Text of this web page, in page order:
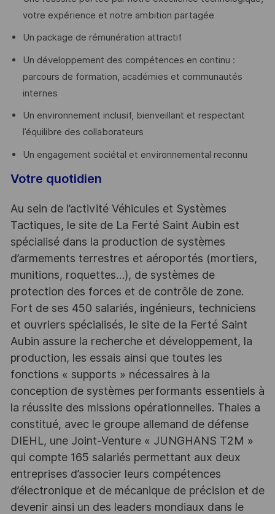
votre expérience et notre ambition partagée
Un package de rémunération attractif
Un développement des compétences en continu :
parcours de formation, académies et communautés
internes
Un environnement inclusif, bienveillant et respectant
l’équilibre des collaborateurs
Un engagement sociétal et environnemental reconnu
Votre quotidien
Au sein de l’activité Véhicules et Systèmes
Tactiques, le site de La Ferté Saint Aubin est
spécialisé dans la production de systèmes
d’armements terrestres et aéroportés (mortiers,
munitions, roquettes…), de systèmes de
protection des forces et de contrôle de zone.
Fort de ses 450 salariés, ingénieurs, techniciens
et ouvriers spécialisés, le site de la Ferté Saint
Aubin assure la recherche et développement, la
production, les essais ainsi que toutes les
fonctions « supports » nécessaires à la
conception de systèmes performants essentiels à
la réussite des missions opérationnelles. Thales a
constitué, avec le groupe allemand de défense
DIEHL, une Joint-Venture « JUNGHANS T2M »
qui compte 165 salariés permettant aux deux
entreprises d’associer leurs compétences
d’électronique et de mécanique de précision et de
devenir ainsi un des leaders mondiaux dans le